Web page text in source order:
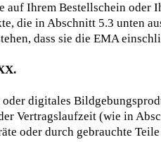
auf Ihrem Bestellschein oder
die in Abschnitt 5.3 unten
dass sie die EMA
digitales
Vertragslaufzeit (wie in
oder durch gebrauchte